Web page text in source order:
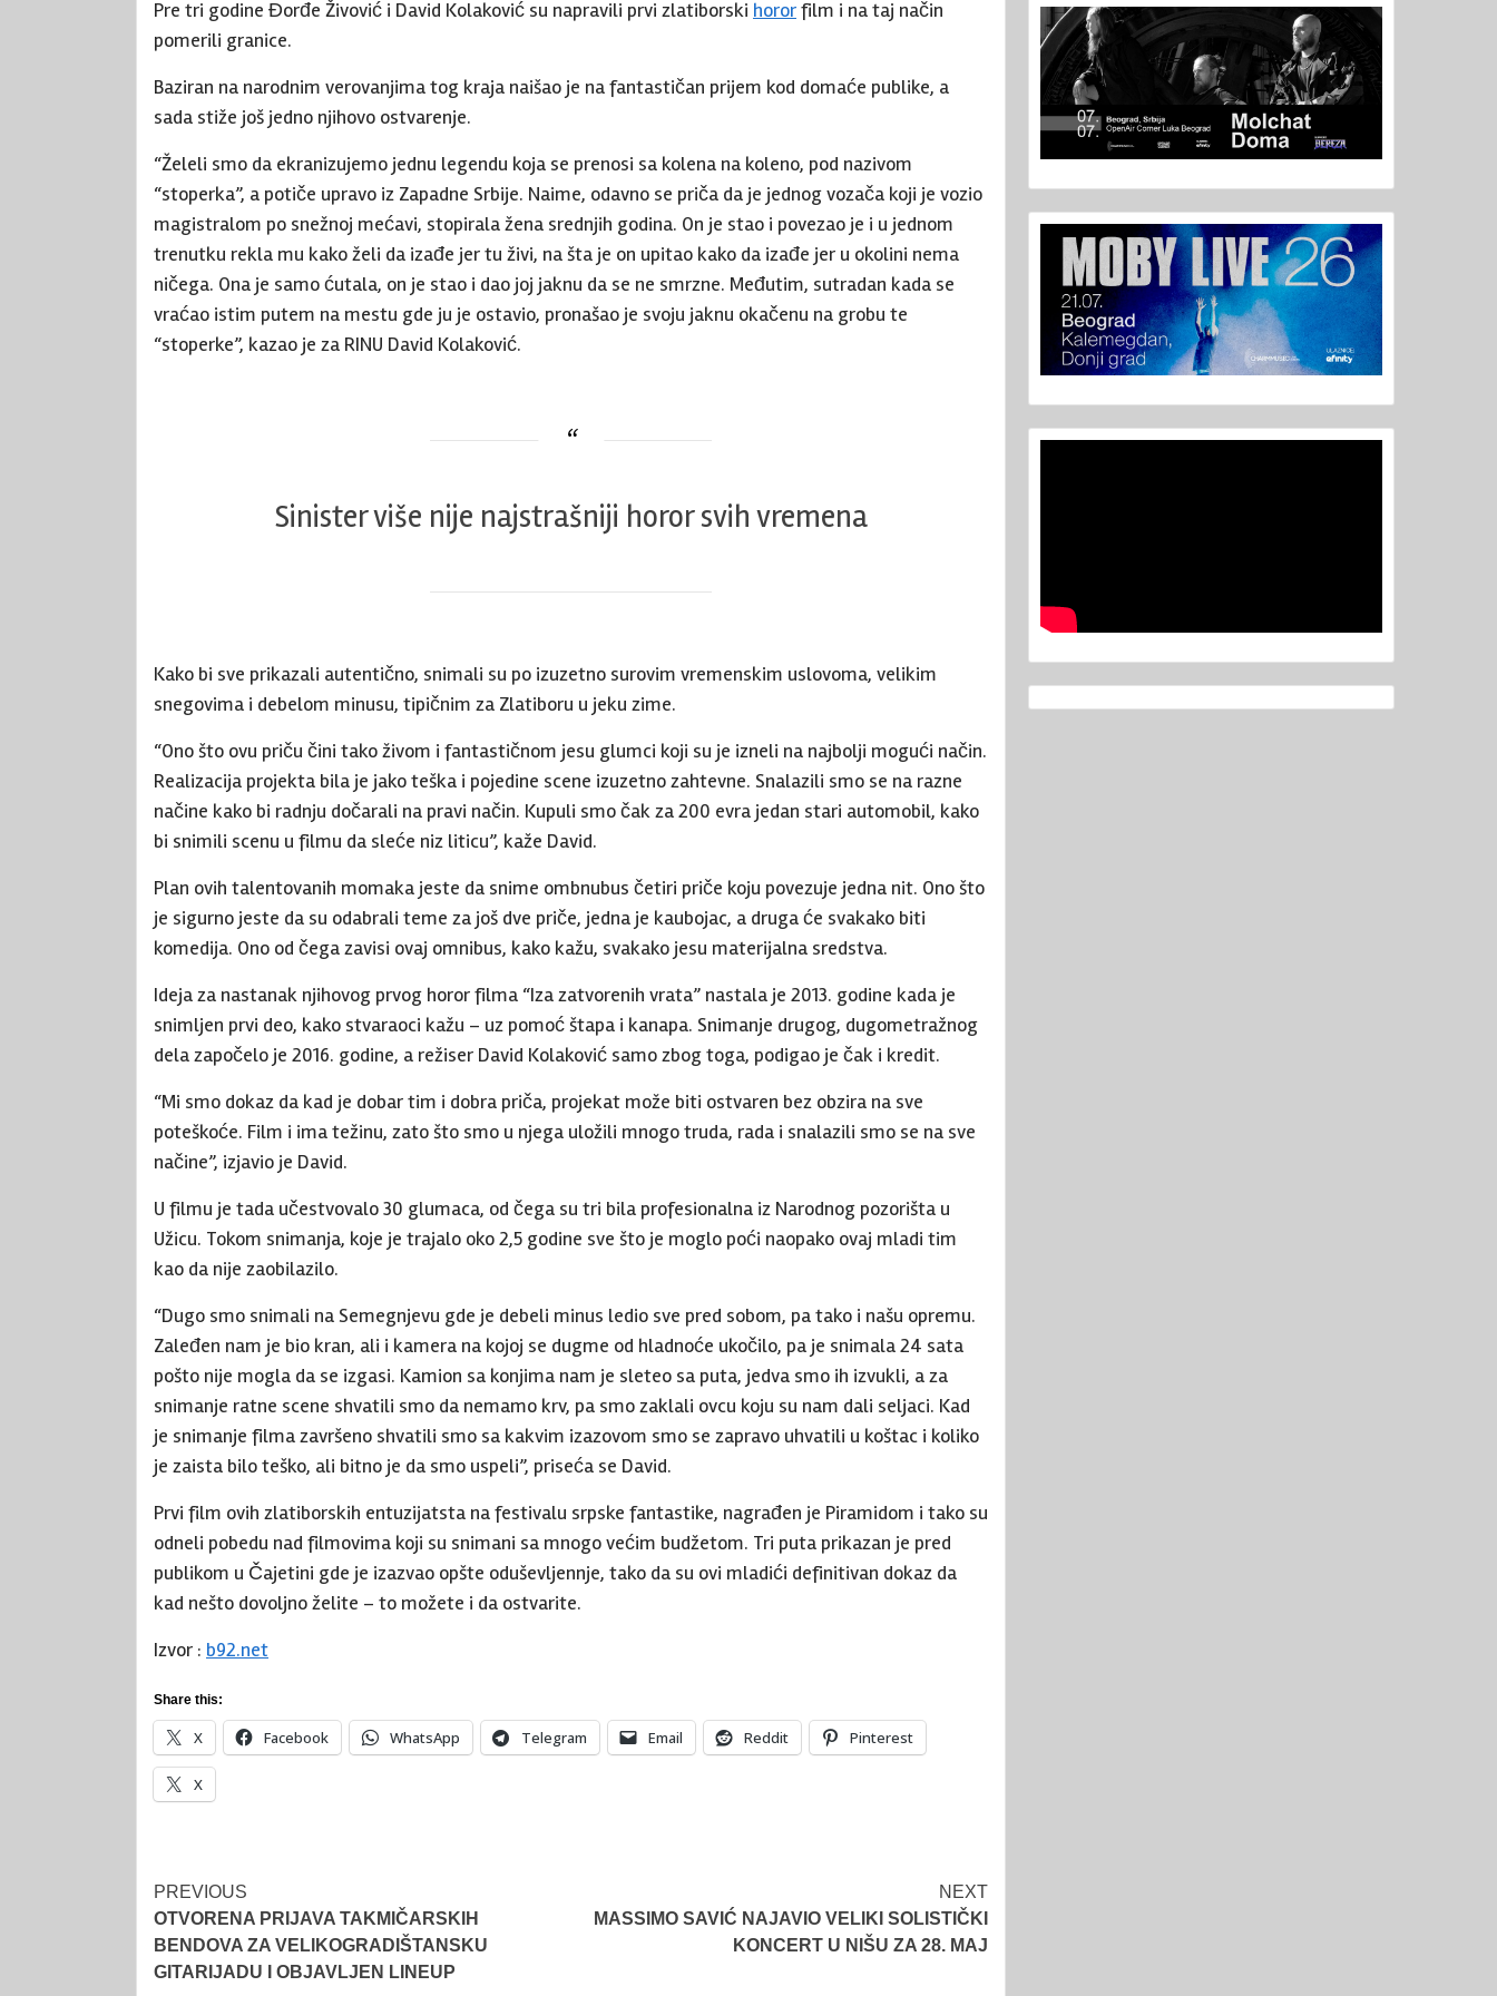
Pre tri godine Đorđe Živović i David Kolaković su napravili prvi zlatiborski hororfilm i na taj način
pomerili granice.
Baziran na narodnim verovanjima tog kraja naišao je na fantastičan prijem kod domaće publike, a
sada stiže još jedno njihovo ostvarenje.
“Želeli smo da ekranizujemo jednu legendu koja se prenosi sa kolena na koleno, pod nazivom
“stoperka”, a potiče upravo iz Zapadne Srbije. Naime, odavno se priča da je jednog vozača koji je vozio
magistralom po snežnoj mećavi, stopirala žena srednjih godina. On je stao i povezao je i u jednom
trenutku rekla mu kako želi da izađe jer tu živi, na šta je on upitao kako da izađe jer u okolini nema
ničega. Ona je samo ćutala, on je stao i dao joj jaknu da se ne smrzne. Međutim, sutradan kada se
vraćao istim putem na mestu gde ju je ostavio, pronašao je svoju jaknu okačenu na grobu te
“stoperke”, kazao je za RINU David Kolaković.
Sinister više nije najstrašniji horor svih vremena
Kako bi sve prikazali autentično, snimali su po izuzetno surovim vremenskim uslovoma, velikim
snegovima i debelom minusu, tipičnim za Zlatiboru u jeku zime.
“Ono što ovu priču čini tako živom i fantastičnom jesu glumci koji su je izneli na najbolji mogući način.
Realizacija projekta bila je jako teška i pojedine scene izuzetno zahtevne. Snalazili smo se na razne
načine kako bi radnju dočarali na pravi način. Kupuli smo čak za 200 evra jedan stari automobil, kako
bi snimili scenu u filmu da sleće niz liticu”, kaže David.
Plan ovih talentovanih momaka jeste da snime ombnubus četiri priče koju povezuje jedna nit. Ono što
je sigurno jeste da su odabrali teme za još dve priče, jedna je kaubojac, a druga će svakako biti
komedija. Ono od čega zavisi ovaj omnibus, kako kažu, svakako jesu materijalna sredstva.
Ideja za nastanak njihovog prvog horor filma “Iza zatvorenih vrata” nastala je 2013. godine kada je
snimljen prvi deo, kako stvaraoci kažu – uz pomoć štapa i kanapa. Snimanje drugog, dugometražnog
dela započelo je 2016. godine, a režiser David Kolaković samo zbog toga, podigao je čak i kredit.
“Mi smo dokaz da kad je dobar tim i dobra priča, projekat može biti ostvaren bez obzira na sve
poteškoće. Film i ima težinu, zato što smo u njega uložili mnogo truda, rada i snalazili smo se na sve
načine”, izjavio je David.
U filmu je tada učestvovalo 30 glumaca, od čega su tri bila profesionalna iz Narodnog pozorišta u
Užicu. Tokom snimanja, koje je trajalo oko 2,5 godine sve što je moglo poći naopako ovaj mladi tim
kao da nije zaobilazilo.
“Dugo smo snimali na Semegnjevu gde je debeli minus ledio sve pred sobom, pa tako i našu opremu.
Zaleđen nam je bio kran, ali i kamera na kojoj se dugme od hladnoće ukočilo, pa je snimala 24 sata
pošto nije mogla da se izgasi. Kamion sa konjima nam je sleteo sa puta, jedva smo ih izvukli, a za
snimanje ratne scene shvatili smo da nemamo krv, pa smo zaklali ovcu koju su nam dali seljaci. Kad
je snimanje filma završeno shvatili smo sa kakvim izazovom smo se zapravo uhvatili u koštac i koliko
je zaista bilo teško, ali bitno je da smo uspeli”, priseća se David.
Prvi film ovih zlatiborskih entuzijatsta na festivalu srpske fantastike, nagrađen je Piramidom i tako su
odneli pobedu nad filmovima koji su snimani sa mnogo većim budžetom. Tri puta prikazan je pred
publikom u Čajetini gde je izazvao opšte oduševljennje, tako da su ovi mladići definitivan dokaz da
kad nešto dovoljno želite – to možete i da ostvarite.
Izvor : b92.net
Share this:
X Facebook WhatsApp Telegram Email Reddit Pinterest
X
Post
navigation
PREVIOUS
OTVORENA PRIJAVA TAKMIČARSKIH
BENDOVA ZA VELIKOGRADIŠTANSKU
GITARIJADU I OBJAVLJEN LINEUP
NEXT
MASSIMO SAVIĆ NAJAVIO VELIKI SOLISTIČKI
KONCERT U NIŠU ZA 28. MAJ